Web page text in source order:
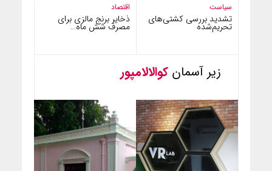
اقتصاد
ذخایر برنج مالزی برای
مصرف شش ماه…
سیاست
تشدید بررسی کشتی‌های
تحریم‌شده
زیر آسمان کوالالامپور